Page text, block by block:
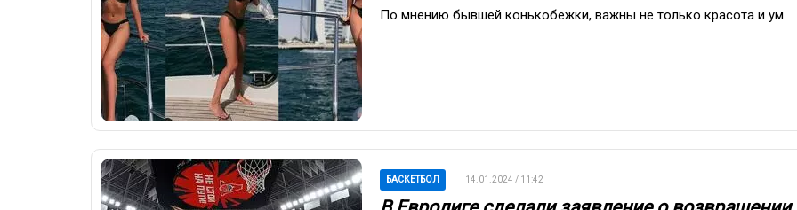
По мнению бывшей конькобежки, важны не только красота и ум
БАСКЕТБОЛ 14.01.2024 / 11:42